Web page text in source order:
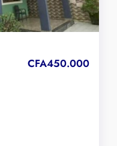
CFA450.000